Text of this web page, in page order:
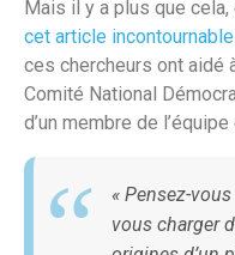
Mais il y a plus que
cet article incontournable
ces chercheurs ont aidé
Comité National
d’un membre de
« Pensez-
vous charger